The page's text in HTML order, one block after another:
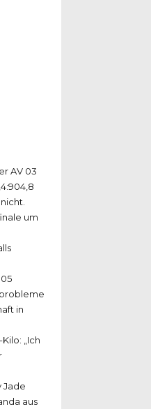
AV 03
um
in
„Ich
Jade
aus